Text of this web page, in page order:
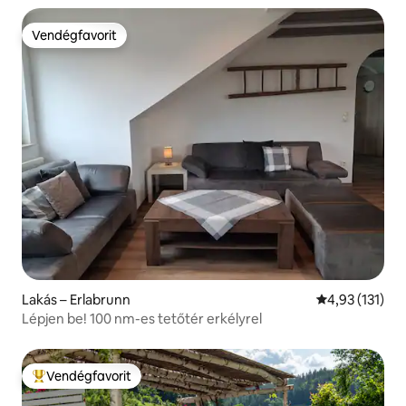
Vendégfavorit
Vendégfavorit
Lakás – Erlabrunn Átlagos
4,93 (131)
Lépjen be! 100 nm-es tetőtér erkélyrel
Kiemelt vendégfavorit
Vendégfavorit